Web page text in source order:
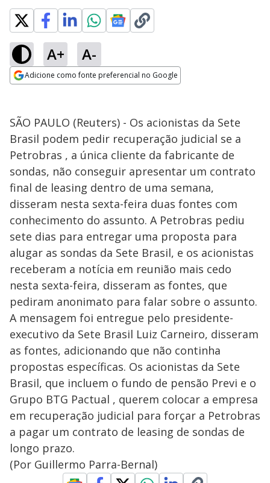
A+ A-
Adicione como fonte preferencial no Google
SÃO PAULO (Reuters) - Os acionistas da Sete
Brasil podem pedir recuperação judicial se a
Petrobras , a única cliente da fabricante de
sondas, não conseguir apresentar um contrato
final de leasing dentro de uma semana,
disseram nesta sexta-feira duas fontes com
conhecimento do assunto. A Petrobras pediu
sete dias para entregar uma proposta para
alugar as sondas da Sete Brasil, e os acionistas
receberam a notícia em reunião mais cedo
nesta sexta-feira, disseram as fontes, que
pediram anonimato para falar sobre o assunto.
A mensagem foi entregue pelo presidente-
executivo da Sete Brasil Luiz Carneiro, disseram
as fontes, adicionando que não continha
propostas específicas. Os acionistas da Sete
Brasil, que incluem o fundo de pensão Previ e o
Grupo BTG Pactual , querem colocar a empresa
em recuperação judicial para forçar a Petrobras
a pagar um contrato de leasing de sondas de
longo prazo.
(Por Guillermo Parra-Bernal)